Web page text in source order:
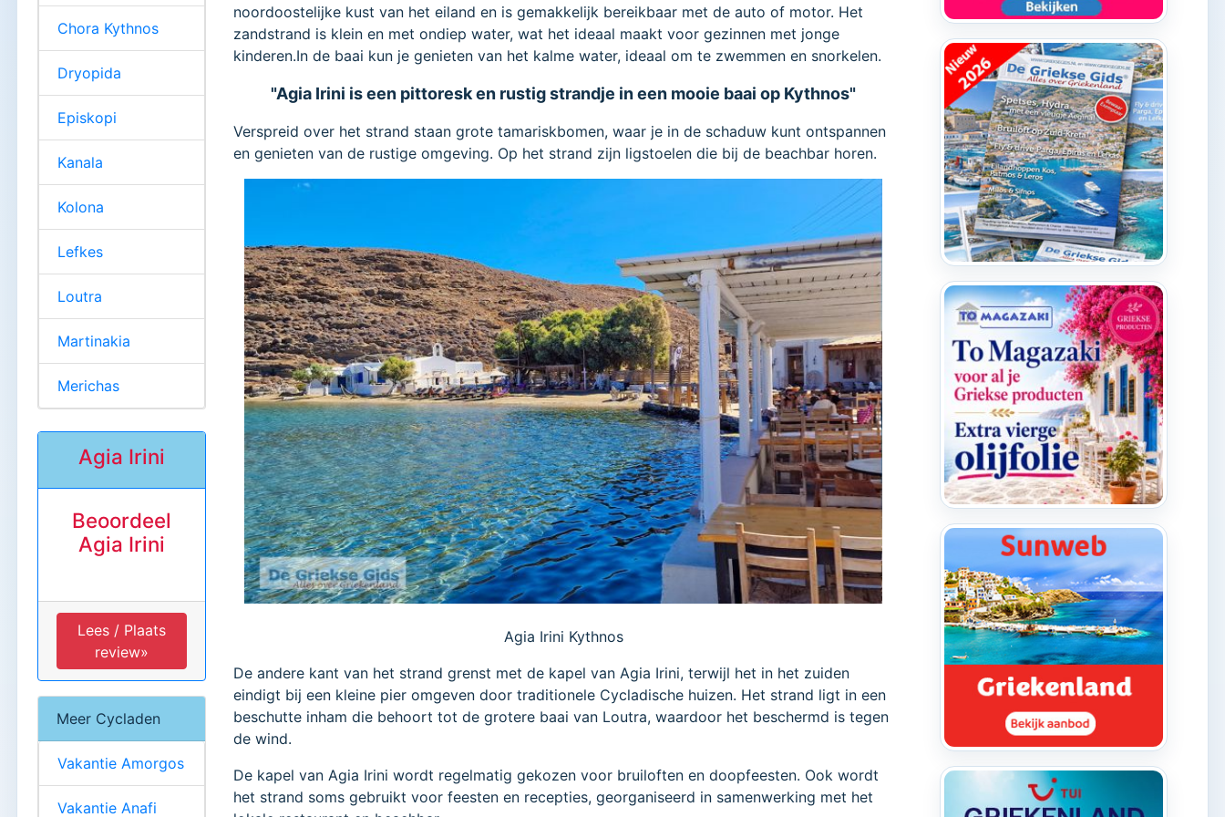
noordoostelijke kust van het eiland en is gemakkelijk bereikbaar met de auto of motor. Het
zandstrand is klein en met ondiep water, wat het ideaal maakt voor gezinnen met jonge
kinderen.In de baai kun je genieten van het kalme water, ideaal om te zwemmen en snorkelen.
"Agia Irini is een pittoresk en rustig strandje in een mooie baai op Kythnos"
Verspreid over het strand staan grote tamariskbomen, waar je in de schaduw kunt ontspannen
en genieten van de rustige omgeving. Op het strand zijn ligstoelen die bij de beachbar horen.
Agia Irini Kythnos
De andere kant van het strand grenst met de kapel van Agia Irini, terwijl het in het zuiden
eindigt bij een kleine pier omgeven door traditionele Cycladische huizen. Het strand ligt in een
beschutte inham die behoort tot de grotere baai van Loutra, waardoor het beschermd is tegen
de wind.
De kapel van Agia Irini wordt regelmatig gekozen voor bruiloften en doopfeesten. Ook wordt
het strand soms gebruikt voor feesten en recepties, georganiseerd in samenwerking met het
Chora Kythnos
Dryopida
Episkopi
Kanala
Kolona
Lefkes
Loutra
Martinakia
Merichas
Agia Irini
Beoordeel
Agia Irini
Lees / Plaats
review»
Meer Cycladen
Vakantie Amorgos
Vakantie Anafi